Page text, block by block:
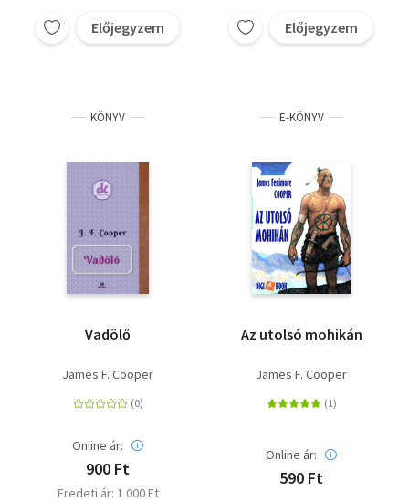
Előjegyzem Előjegyzem
KÖNYV
Vadölő
James F. Cooper
Online ár:
900 Ft
Eredeti ár: 1 000 Ft
E-KÖNYV
Az utolsó mohikán
James F. Cooper
Online ár:
590 Ft